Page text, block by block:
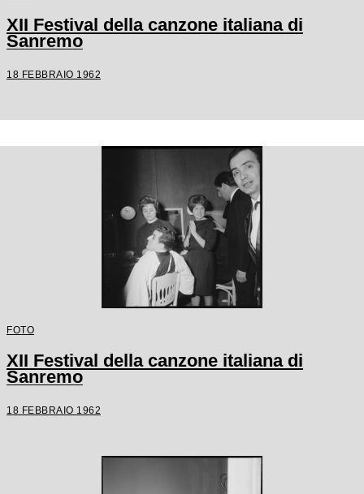
XII Festival della canzone italiana di
Sanremo
18 FEBBRAIO 1962
FOTO
XII Festival della canzone italiana di
Sanremo
18 FEBBRAIO 1962